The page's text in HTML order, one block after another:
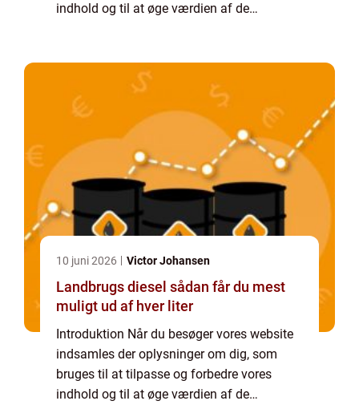
indhold og til at øge værdien af de
10 juni 2026 Victor Johansen
Landbrugs diesel sådan får du mest
muligt ud af hver liter
Introduktion Når du besøger vores website
indsamles der oplysninger om dig, som
bruges til at tilpasse og forbedre vores
indhold og til at øge værdien af de